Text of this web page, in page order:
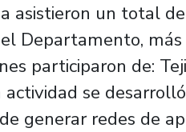
asistieron un total
Departamento,
participaron de:
se
generar redes de